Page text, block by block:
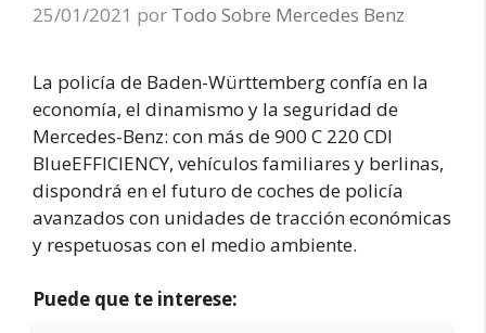
25/01/2021 por Todo Sobre Mercedes Benz
La policía de Baden-Württemberg confía en la
economía, el dinamismo y la seguridad de
Mercedes-Benz: con más de 900 C 220 CDI
BlueEFFICIENCY, vehículos familiares y berlinas,
dispondrá en el futuro de coches de policía
avanzados con unidades de tracción económicas
y respetuosas con el medio ambiente.
Puede que te interese: